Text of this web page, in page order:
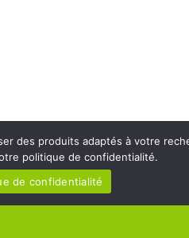
des produits adaptés à votre
politique de confidentialité.
de confidentialité